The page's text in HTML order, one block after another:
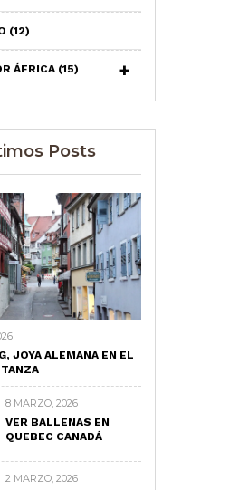
(12)
ÁFRICA (15)
Posts
JOYA ALEMANA EN EL
8 MARZO, 2026
VER BALLENAS EN
QUEBEC CANADÁ
2 MARZO, 2026